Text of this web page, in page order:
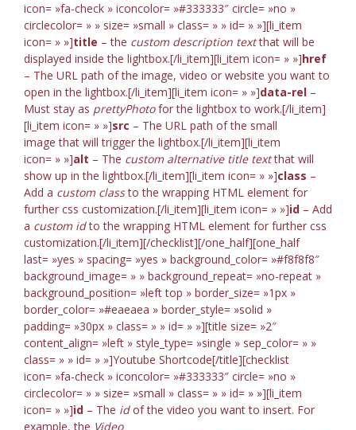
icon= »fa-check » iconcolor= »#333333″ circle= »no »
circlecolor= » » size= »small » class= » » id= » »][li_item
icon= » »]title – the custom description textthat will be
displayed inside the lightbox.[/li_item][li_item icon= » »]href
– The URL path of the image, video or website you want to
open in the lightbox.[/li_item][li_item icon= » »]data-rel –
Must stay as prettyPhotofor the lightbox to work.[/li_item]
[li_item icon= » »]src – The URL path of the small
image that will trigger the lightbox.[/li_item][li_item
icon= » »]alt – The custom alternative title textthat will
show up in the lightbox.[/li_item][li_item icon= » »]class –
Add a custom classto the wrapping HTML element for
further css customization.[/li_item][li_item icon= » »]id – Add
a custom idto the wrapping HTML element for further css
customization.[/li_item][/checklist][/one_half][one_half
last= »yes » spacing= »yes » background_color= »#f8f8f8″
background_image= » » background_repeat= »no-repeat »
background_position= »left top » border_size= »1px »
border_color= »#eaeaea » border_style= »solid »
padding= »30px » class= » » id= » »][title size= »2″
content_align= »left » style_type= »single » sep_color= » »
class= » » id= » »]Youtube Shortcode[/title][checklist
icon= »fa-check » iconcolor= »#333333″ circle= »no »
circlecolor= » » size= »small » class= » » id= » »][li_item
icon= » »]id – The idof the video you want to insert. For
example, the Video